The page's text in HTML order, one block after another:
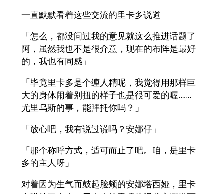
一直默默看着这些交流的里卡多说道
「怎么，都没问过我的意见就这么推进话题了
阿，虽然我也不是很介意，现在的布阵是最好
的，我也有同感」
「毕竟里卡多是个缠人精呢，我觉得用那样巨
大的身体闹着别扭的样子也是很可爱的喔……
尤里乌斯的事，能拜托你吗？」
「放心吧，我有说过谎吗？安娜仔」
「那个称呼方式，适可而止了吧。咱，是里卡
多的主人呀」
对着因为生气而鼓起脸颊的安娜塔西娅，里卡